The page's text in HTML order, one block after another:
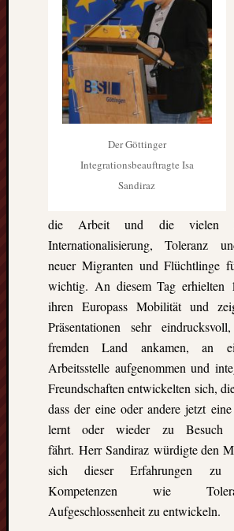
Der Göttinger
Integrationsbeauftragte Isa
Sandiraz
die Arbeit und die vielen
Internationalisierung, Toleranz
neuer Migranten und Flüchtlinge
wichtig. An diesem Tag erhielten
ihren Europass Mobilität und
Präsentationen sehr
fremden Land ankamen, an
Arbeitsstelle aufgenommen und
Freundschaften entwickelten sich,
dass der eine oder andere jetzt
lernt oder wieder zu Besuch
fährt. Herr Sandiraz würdigte den
sich dieser Erfahrungen zu
Kompetenzen wie
Aufgeschlossenheit zu entwickeln.